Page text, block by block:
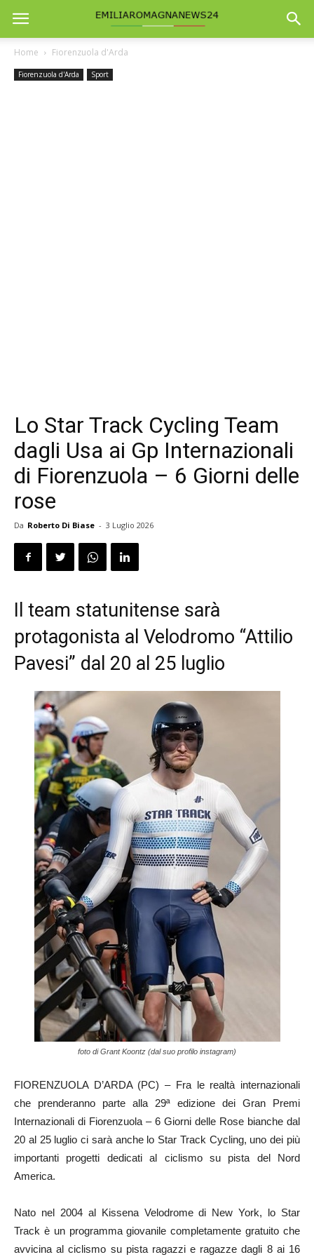
Home Fiorenzuola d'Arda
Fiorenzuola d'Arda Sport
Lo Star Track Cycling Team
dagli Usa ai Gp Internazionali
di Fiorenzuola – 6 Giorni delle
rose
Da Roberto Di Biase - 3 Luglio 2026
Il team statunitense sarà
protagonista al Velodromo “Attilio
Pavesi” dal 20 al 25 luglio
foto di Grant Koontz (dal suo profilo instagram)
FIORENZUOLA D’ARDA (PC) – Fra le realtà internazionali
che prenderanno parte alla 29ª edizione dei Gran Premi
Internazionali di Fiorenzuola – 6 Giorni delle Rose bianche dal
20 al 25 luglio ci sarà anche lo Star Track Cycling, uno dei più
importanti progetti dedicati al ciclismo su pista del Nord
America.
Nato nel 2004 al Kissena Velodrome di New York, lo Star
Track è un programma giovanile completamente gratuito che
avvicina al ciclismo su pista ragazzi e ragazze dagli 8 ai 16